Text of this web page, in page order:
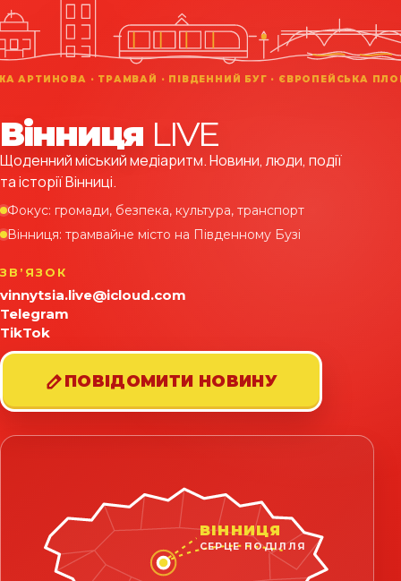
Вінниця LIVE
Щоденний міський медіаритм. Новини, люди, події
та історії Вінниці.
Фокус: громади, безпека, культура, транспорт
Вінниця: трамвайне місто на Південному Бузі
ЗВʼЯЗОК
vinnytsia.live@icloud.com
Telegram
TikTok
ПОВІДОМИТИ НОВИНУ
ВІННИЦЯ
СЕРЦЕ ПОДІЛЛЯ